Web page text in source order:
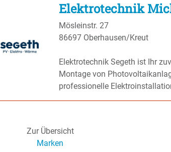
Elektrotechnik
Mösleinstr. 27
86697 Oberhausen/Kreut
Elektrotechnik Segeth ist Ihr
Montage von
professionelle
geht. Von der ersten Beratung
Ausstattung und hochwertigen
was eine schnelle und präzise
Zur Übersicht
Marken